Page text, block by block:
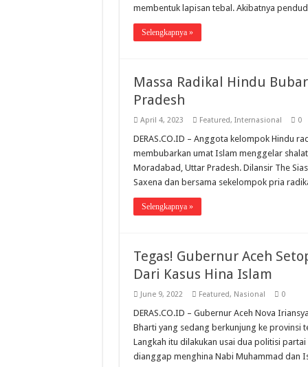
membentuk lapisan tebal. Akibatnya
Selengkapnya »
Massa Radikal Hindu
Pradesh
April 4, 2023 Featured, Internasional 0
DERAS.CO.ID – Anggota kelompok Hindu
membubarkan umat Islam menggelar
Moradabad, Uttar Pradesh. Dilansir The
Saxena dan bersama sekelompok pria
Selengkapnya »
Tegas! Gubernur Aceh
Dari Kasus Hina Islam
June 9, 2022 Featured, Nasional 0
DERAS.CO.ID – Gubernur Aceh Nova
Bharti yang sedang berkunjung ke provinsi
Langkah itu dilakukan usai dua politisi
dianggap menghina Nabi Muhammad dan